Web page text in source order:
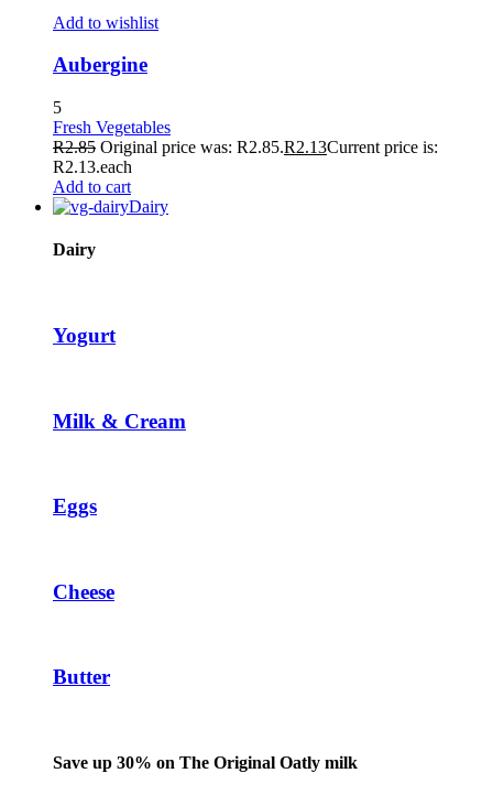
Add to wishlist
Aubergine
5
Fresh Vegetables
R2.85 Original price was: R2.85.R2.13Current price is:
R2.13.each
Add to cart
Dairy
Dairy
Yogurt
Milk & Cream
Eggs
Cheese
Butter
Save up 30% on The Original Oatly milk